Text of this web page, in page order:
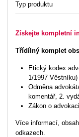
Typ produktu
Získejte kompletní
Třídílný komplet
Etický kodex
1/1997
Odměna
komentář, 2.
Zákon o
Více informací,
odkazech.